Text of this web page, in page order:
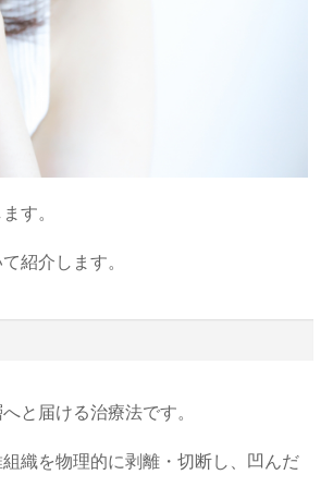
す。
紹介します。
と届ける治療法です。
織を物理的に剥離・切断し、凹んだ